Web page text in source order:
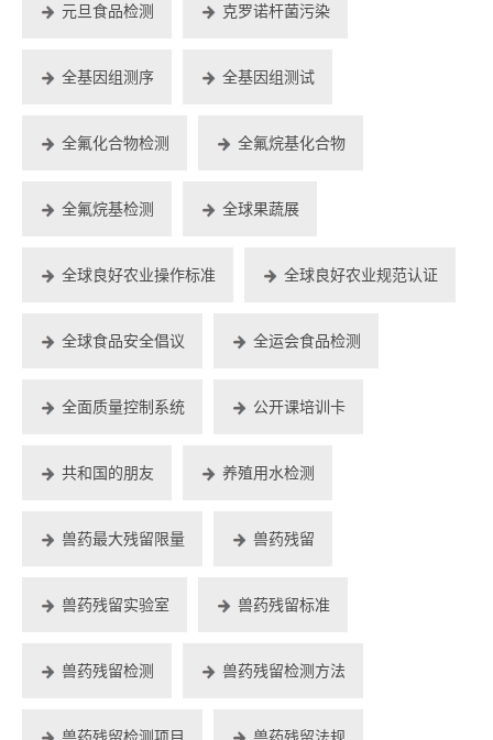
元旦食品检测 克罗诺杆菌污染
全基因组测序 全基因组测试
全氟化合物检测 全氟烷基化合物
全氟烷基检测 全球果蔬展
全球良好农业操作标准 全球良好农业规范认证
全球食品安全倡议 全运会食品检测
全面质量控制系统 公开课培训卡
共和国的朋友 养殖用水检测
兽药最大残留限量 兽药残留
兽药残留实验室 兽药残留标准
兽药残留检测 兽药残留检测方法